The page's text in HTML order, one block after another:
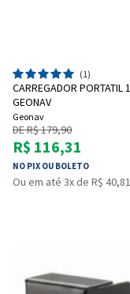
(1)
CARREGADOR PORTATIL
GEONAV
Geonav
DE R$ 179,90
R$ 116,31
NO PIX OU BOLETO
Ou em até 3x de R$ 40,81